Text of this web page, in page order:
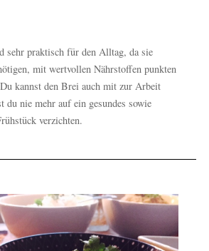
sehr praktisch für den Alltag, da sie
mit wertvollen Nährstoffen punkten
kannst den Brei auch mit zur Arbeit
du nie mehr auf ein gesundes sowie
verzichten.